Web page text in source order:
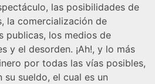
las posibilidades de
la comercialización de
publicas, los medios de
y el desorden. ¡Ah!, y lo más
por todas las vías posibles,
sueldo, el cual es un